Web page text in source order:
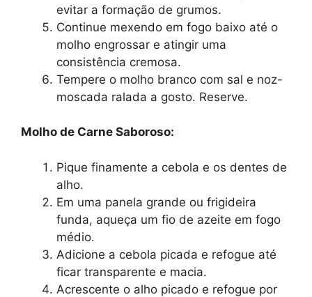
evitar a formação de grumos.
Continue mexendo em fogo baixo até o
molho engrossar e atingir uma
consistência cremosa.
Tempere o molho branco com sal e noz-
moscada ralada a gosto. Reserve.
Molho de Carne Saboroso:
Pique finamente a cebola e os dentes de
alho.
Em uma panela grande ou frigideira
funda, aqueça um fio de azeite em fogo
médio.
Adicione a cebola picada e refogue até
ficar transparente e macia.
Acrescente o alho picado e refogue por